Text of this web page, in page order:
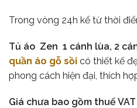
Trong vòng 24h kể từ thời
Tủ áo Zen 1 cánh lùa, 2
quần áo gỗ sồi có thiết kế
phong cách hiện đại, thích
Giá chưa bao gồm thuế VAT